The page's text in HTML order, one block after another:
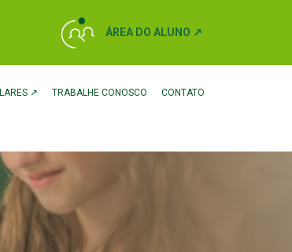
ÁREA DO ALUNO ↗
↗ TRABALHE CONOSCO CONTATO